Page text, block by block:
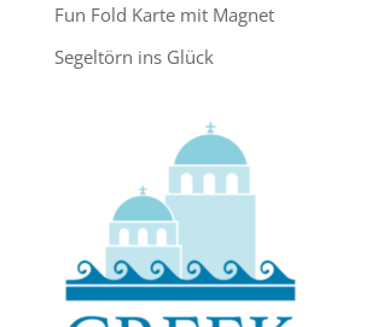
Fun Fold Karte mit Magnet
Segeltörn ins Glück